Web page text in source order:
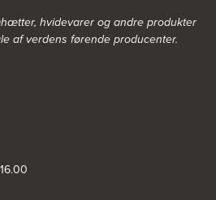
power-ishoj/s-3830/
power-roedovre/s-3831/
power-slagelse/s-3832/
hvidevarer ogandre produkter
af verdens førende producenter.